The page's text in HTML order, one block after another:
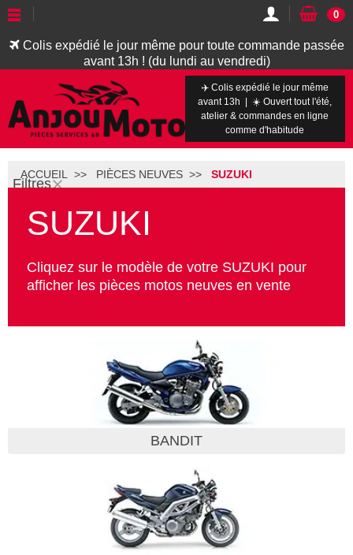
Colis expédié le jour même pour toute commande passée
avant 13h ! (du lundi au vendredi)
0
✈️ Colis expédié le jour même
avant 13h | ☀️ Ouvert tout l'été,
atelier & commandes en ligne
comme d'habitude
Filtres
ACCUEIL PIÈCES NEUVES SUZUKI
SUZUKI
Cliquez sur le modèle de votre SUZUKI pour
afficher les pièces motos neuves en vente
BANDIT